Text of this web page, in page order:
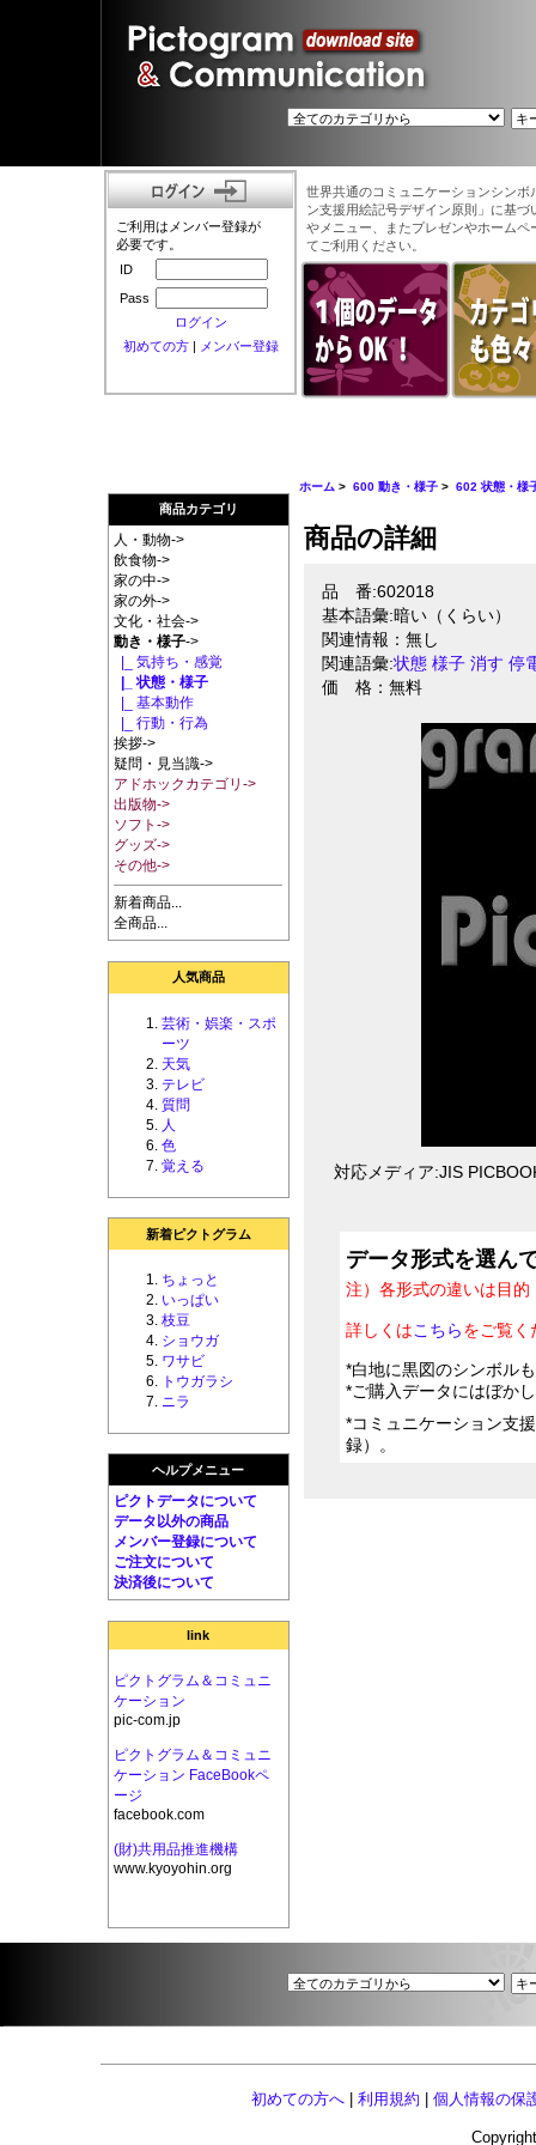
ご利用はメンバー登録が
必要です。
ID
Pass
ログイン
初めての方| メンバー登録
世界共通のコミュニケーションシン
ン支援用絵記号デザイン原則」に基
やメニュー、またプレゼンやホーム
てご利用ください。
商品カテゴリ
人・動物->
飲食物->
家の中->
家の外->
文化・社会->
動き・様子->
|_ 気持ち・感覚
|_ 状態・様子
|_ 基本動作
|_ 行動・行為
挨拶->
疑問・見当識->
アドホックカテゴリ->
出版物->
ソフト->
グッズ->
その他->
新着商品...
全商品...
人気商品
芸術・娯楽・スポ
ーツ
天気
テレビ
質問
人
色
覚える
新着ピクトグラム
ちょっと
いっぱい
枝豆
ショウガ
ワサビ
トウガラシ
ニラ
ヘルプメニュー
ピクトデータについて
データ以外の商品
メンバー登録について
ご注文について
決済後について
link
ピクトグラム＆コミュニ
ケーション
pic-com.jp
ピクトグラム＆コミュニ
ケーション FaceBookペ
ージ
facebook.com
(財)共用品推進機構
www.kyoyohin.org
ホーム >600 動き・様子 >602 状態・様
商品の詳細
品 番:602018
基本語彙:暗い（くらい）
関連情報：無し
関連語彙:状態 様子 消す 停
価 格：無料
対応メディア:JIS
データ形式を選ん
注）各形式の違いは目
詳しくはこちらをご覧く
*白地に黒図のシンボル
*ご購入データにはぼか
*コミュニケーション支
録）。
初めての方へ 利用規約 個人情報の保